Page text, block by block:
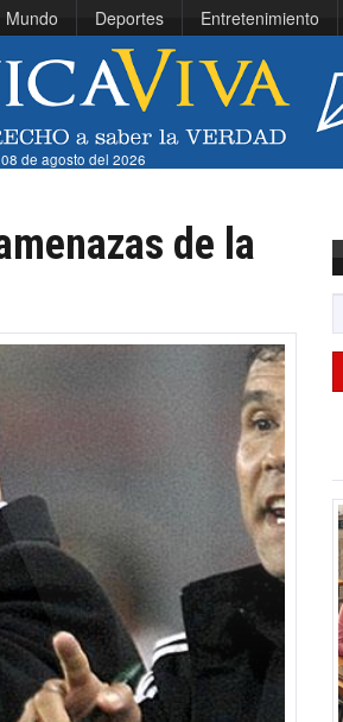
Mundo Deportes Entretenimiento
de agosto del 2026
de la